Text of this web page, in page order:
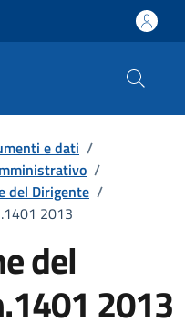
e dati /
/
del Dirigente /
2013
del
2013